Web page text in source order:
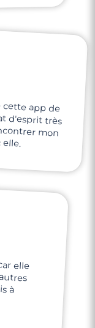
app de
d'esprit très
mon
elle
à